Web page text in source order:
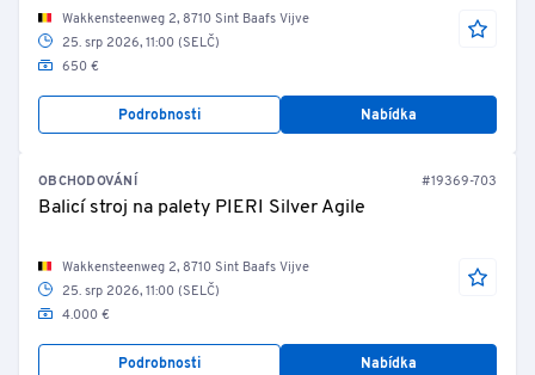
Wakkensteenweg 2, 8710 Sint Baafs Vijve
25. srp 2026, 11:00 (SELČ)
650 €
Podrobnosti Nabídka
OBCHODOVÁNÍ #19369-703
Balicí stroj na palety PIERI Silver Agile
Wakkensteenweg 2, 8710 Sint Baafs Vijve
25. srp 2026, 11:00 (SELČ)
4.000 €
Podrobnosti Nabídka